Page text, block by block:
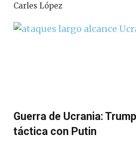
Carles López
Guerra de Ucrania:
táctica con Putin